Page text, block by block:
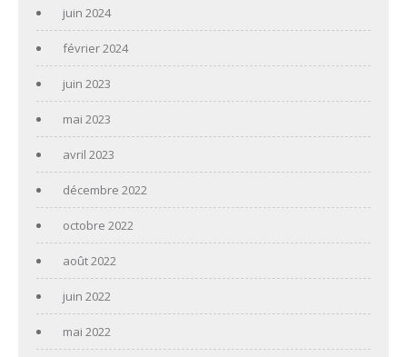
juin 2024
février 2024
juin 2023
mai 2023
avril 2023
décembre 2022
octobre 2022
août 2022
juin 2022
mai 2022